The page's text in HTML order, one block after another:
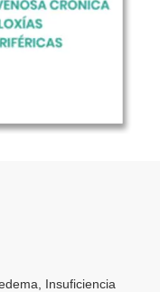
Insuficiencia